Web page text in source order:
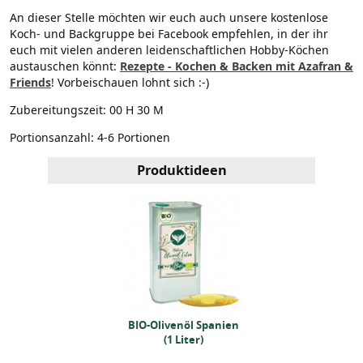
An dieser Stelle möchten wir euch auch unsere kostenlose
Koch- und Backgruppe bei Facebook empfehlen, in der ihr
euch mit vielen anderen leidenschaftlichen Hobby-Köchen
austauschen könnt: Rezepte - Kochen & Backen mit Azafran &
Friends! Vorbeischauen lohnt sich :-)
Zubereitungszeit: 00 H 30 M
Portionsanzahl: 4-6 Portionen
Produktideen
BIO-Olivenöl Spanien
(1 Liter)